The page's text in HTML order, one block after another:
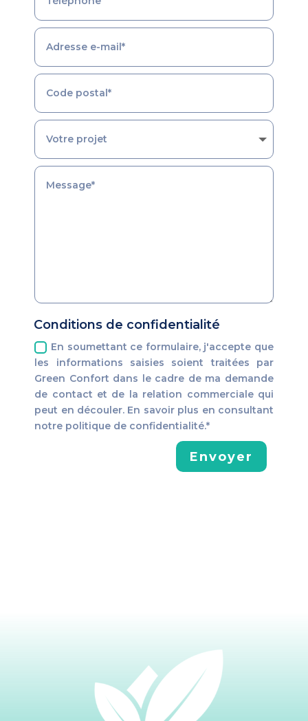
Conditions de confidentialité
En soumettant ce formulaire, j'accepte que
les informations saisies soient traitées par
Green Confort dans le cadre de ma demande
de contact et de la relation commerciale qui
peut en découler. En savoir plus en consultant
notre politique de confidentialité.*
Envoyer